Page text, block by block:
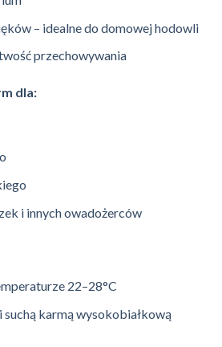
– idealne do domowej hodowli
przechowywania
dla:
i innych owadożerców
22–28°C
karmą wysokobiałkową